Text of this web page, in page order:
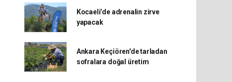
Kocaeli’de adrenalin zirve
yapacak
Ankara Keçiören'de tarladan
sofralara doğal üretim